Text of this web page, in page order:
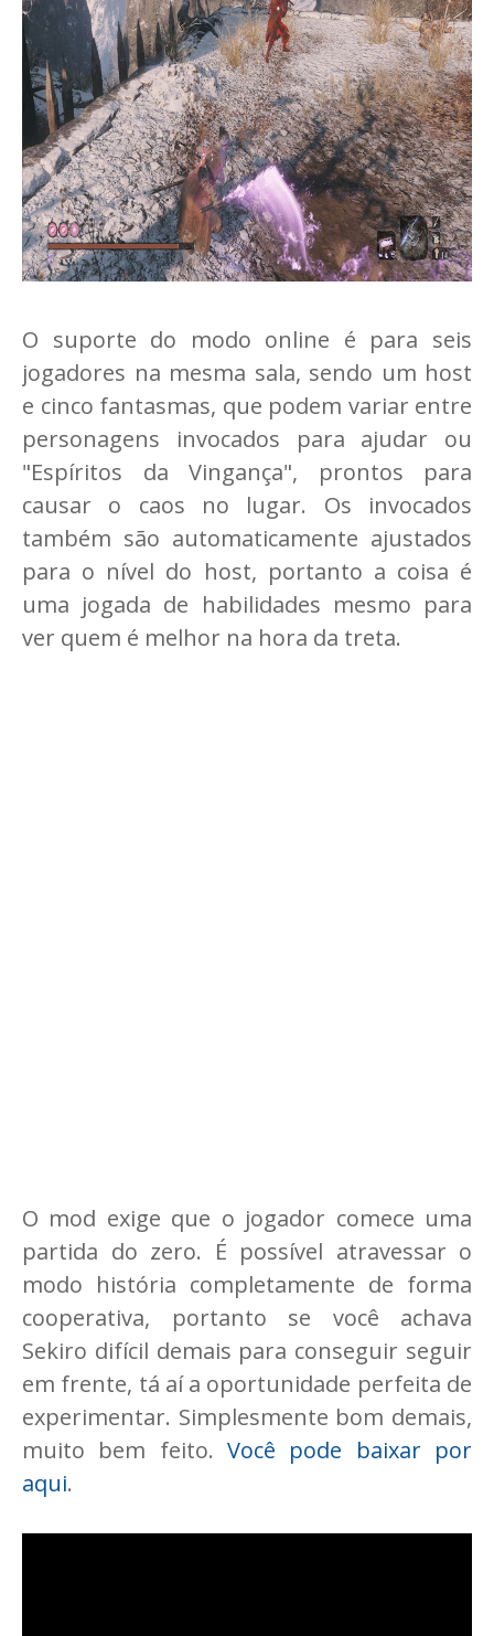
O suporte do modo online é para seis
jogadores na mesma sala, sendo um host
e cinco fantasmas, que podem variar entre
personagens invocados para ajudar ou
"Espíritos da Vingança", prontos para
causar o caos no lugar. Os invocados
também são automaticamente ajustados
para o nível do host, portanto a coisa é
uma jogada de habilidades mesmo para
ver quem é melhor na hora da treta.
O mod exige que o jogador comece uma
partida do zero. É possível atravessar o
modo história completamente de forma
cooperativa, portanto se você achava
Sekiro difícil demais para conseguir seguir
em frente, tá aí a oportunidade perfeita de
experimentar. Simplesmente bom demais,
muito bem feito. Você pode baixar por
aqui.